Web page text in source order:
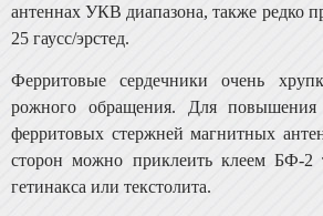
антеннах УКВ диапазона, так­же
25 гаусс/эрстед.
Ферритовые сердечники очень
рожного обращения. Для повышения
ферритовых стержней магнитных
сторон можно приклеить клеем БФ-2
гетинакса или текстолита.